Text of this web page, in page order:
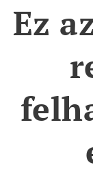
Ez